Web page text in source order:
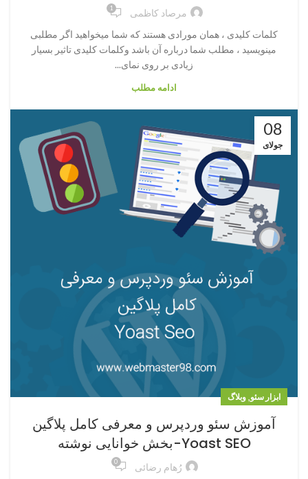
مرصاد کاظمی 1
کلمات کلیدی ، همان مورادی هستند که شما میخواهید اگر مطلبی
مینویسید ، مطلب شما درباره آن باشد وکلمات کلیدی تاثیر بسیار
زیادی بر روی نمای...
ادامه مطلب
08
جولای
ابزار سئو, وبلاگ
آموزش سئو وردپرس و معرفی کامل پلاگین
Yoast SEO-بخش خوانایی نوشته
رُهام رضائی 0